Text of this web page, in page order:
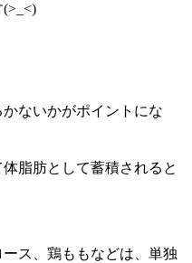
ないかがポイントにな
脂肪として蓄積されると
ス、鶏ももなどは、単独